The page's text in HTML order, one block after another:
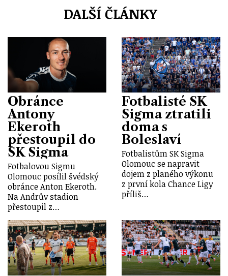
DALŠÍ ČLÁNKY
Obránce
Antony
Ekeroth
přestoupil do
SK Sigma
Fotbalovou Sigmu
Olomouc posílil švédský
obránce Anton Ekeroth.
Na Andrův stadion
přestoupil z…
Fotbalisté SK
Sigma ztratili
doma s
Boleslaví
Fotbalistům SK Sigma
Olomouc se napravit
dojem z planého výkonu
z první kola Chance Ligy
příliš…